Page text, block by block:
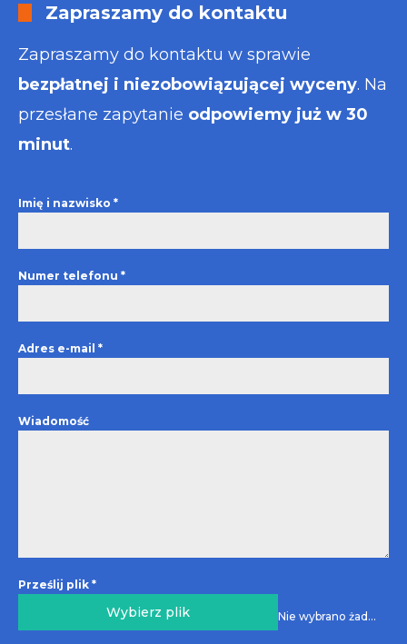
Zapraszamy do kontaktu
Zapraszamy do kontaktu w sprawie
bezpłatnej i niezobowiązującej wyceny. Na
przesłane zapytanie odpowiemy już w 30
minut.
Imię i nazwisko *
Numer telefonu *
Adres e-mail *
Wiadomość
Prześlij plik *
Wybierz plik Nie wybrano żadnego pliku